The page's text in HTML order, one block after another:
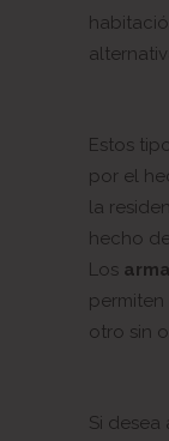
Estos
por el
la
hecho
Los
otro sin
Si desea